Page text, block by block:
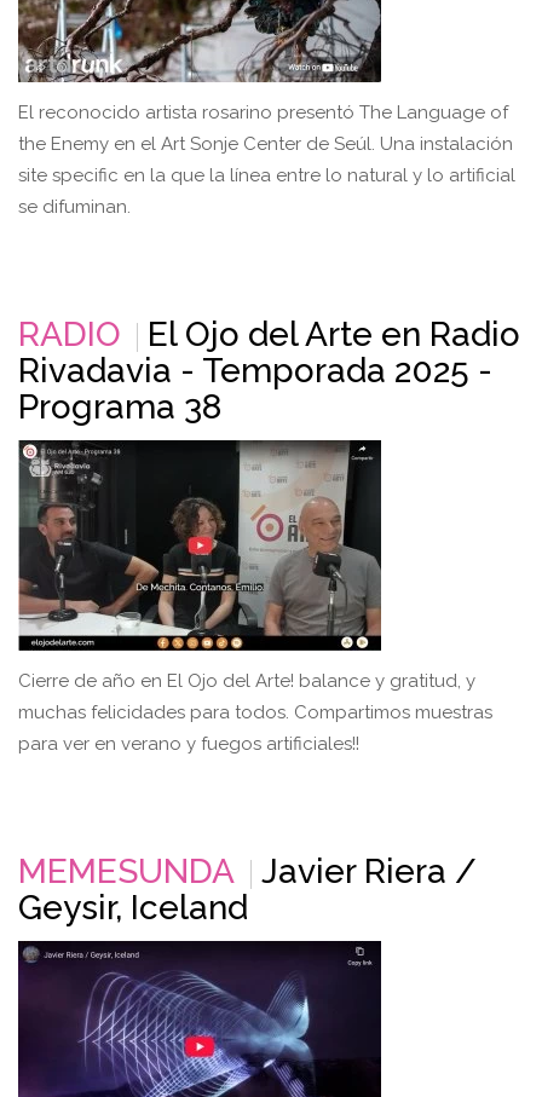
El reconocido artista rosarino presentó The Language of
the Enemy en el Art Sonje Center de Seúl. Una instalación
site specific en la que la línea entre lo natural y lo artificial
se difuminan.
RADIO
El Ojo del Arte en Radio
Rivadavia - Temporada 2025 -
Programa 38
Cierre de año en El Ojo del Arte! balance y gratitud, y
muchas felicidades para todos. Compartimos muestras
para ver en verano y fuegos artificiales!!
MEMESUNDA
Javier Riera /
Geysir, Iceland